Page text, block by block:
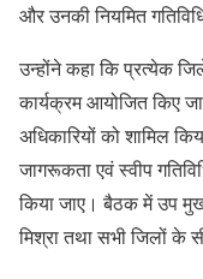
और उनकी नियमित
उन्होंने कहा कि प्रत्येक
कार्यक्रम आयोजित किए
अधिकारियों को शामिल
जागरूकता एवं स्वीप
किया जाए। बैठक में उप
मिश्रा तथा सभी जिलों के